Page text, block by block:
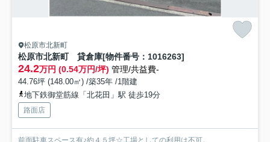
松原市北新町
松原市北新町 貸倉庫[物件番号：1016263]
24.2万円 (0.54万円/坪) 管理/共益費-
44.76坪 (148.00㎡) /築35年 /1階建
地下鉄御堂筋線「北花田」駅 徒歩19分
路面店